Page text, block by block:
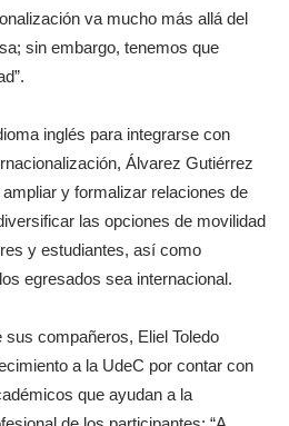
va mucho más allá del
sin embargo, tenemos que
inglés para integrarse con
Álvarez Gutiérrez
y formalizar relaciones de
las opciones de movilidad
y estudiantes, así como
egresados sea internacional.
compañeros, Eliel Toledo
a la UdeC por contar con
que ayudan a la